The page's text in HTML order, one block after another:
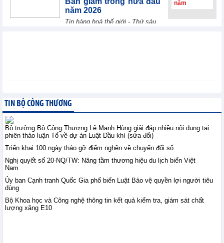
năm 2026
Tin hàng hoá thế giới - Thứ sáu,
công nghiệp văn hóa:
Thể chế hóa Nghị quyết
số 80-NQ/TW
Chính sách trong nước - Thứ sáu, 7-8-2026
Thương mại điện tử tiếp
Hưng Yên
năm
TIN BỘ CÔNG THƯƠNG
Bộ trưởng Bộ Công Thương Lê Mạnh Hùng giải đáp nhiều nội dung tại
phiên thảo luận Tổ về dự án Luật Dầu khí (sửa đổi)
Triển khai 100 ngày tháo gỡ điểm nghẽn về chuyển đổi số
Nghị quyết số 20-NQ/TW: Nâng tầm thương hiệu du lịch biển Việt
Nam
Ủy ban Cạnh tranh Quốc Gia phổ biến Luật Bảo vệ quyền lợi người tiêu
dùng
Bộ Khoa học và Công nghệ thông tin kết quả kiểm tra, giám sát chất
lượng xăng E10